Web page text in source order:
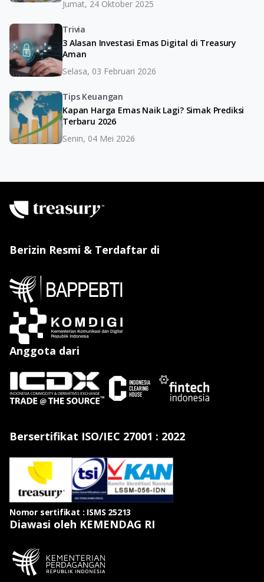
Jumat, 24 Oktober 2025
Trivia
3 Alasan Investasi Emas Digital di Treasury
Aman
Selasa, 03 Februari 2026
Tips Keuangan
Kapan Harga Emas Naik Lagi? Simak Prediksi
Terbaru 2026
Senin, 04 Mei 2026
Berizin Resmi & Terdaftar di
Anggota dari
Bersertifikat ISO/IEC 27001 : 2022
Nomor sertifikat : ISMS 25213
Diawasi oleh KEMENDAG RI